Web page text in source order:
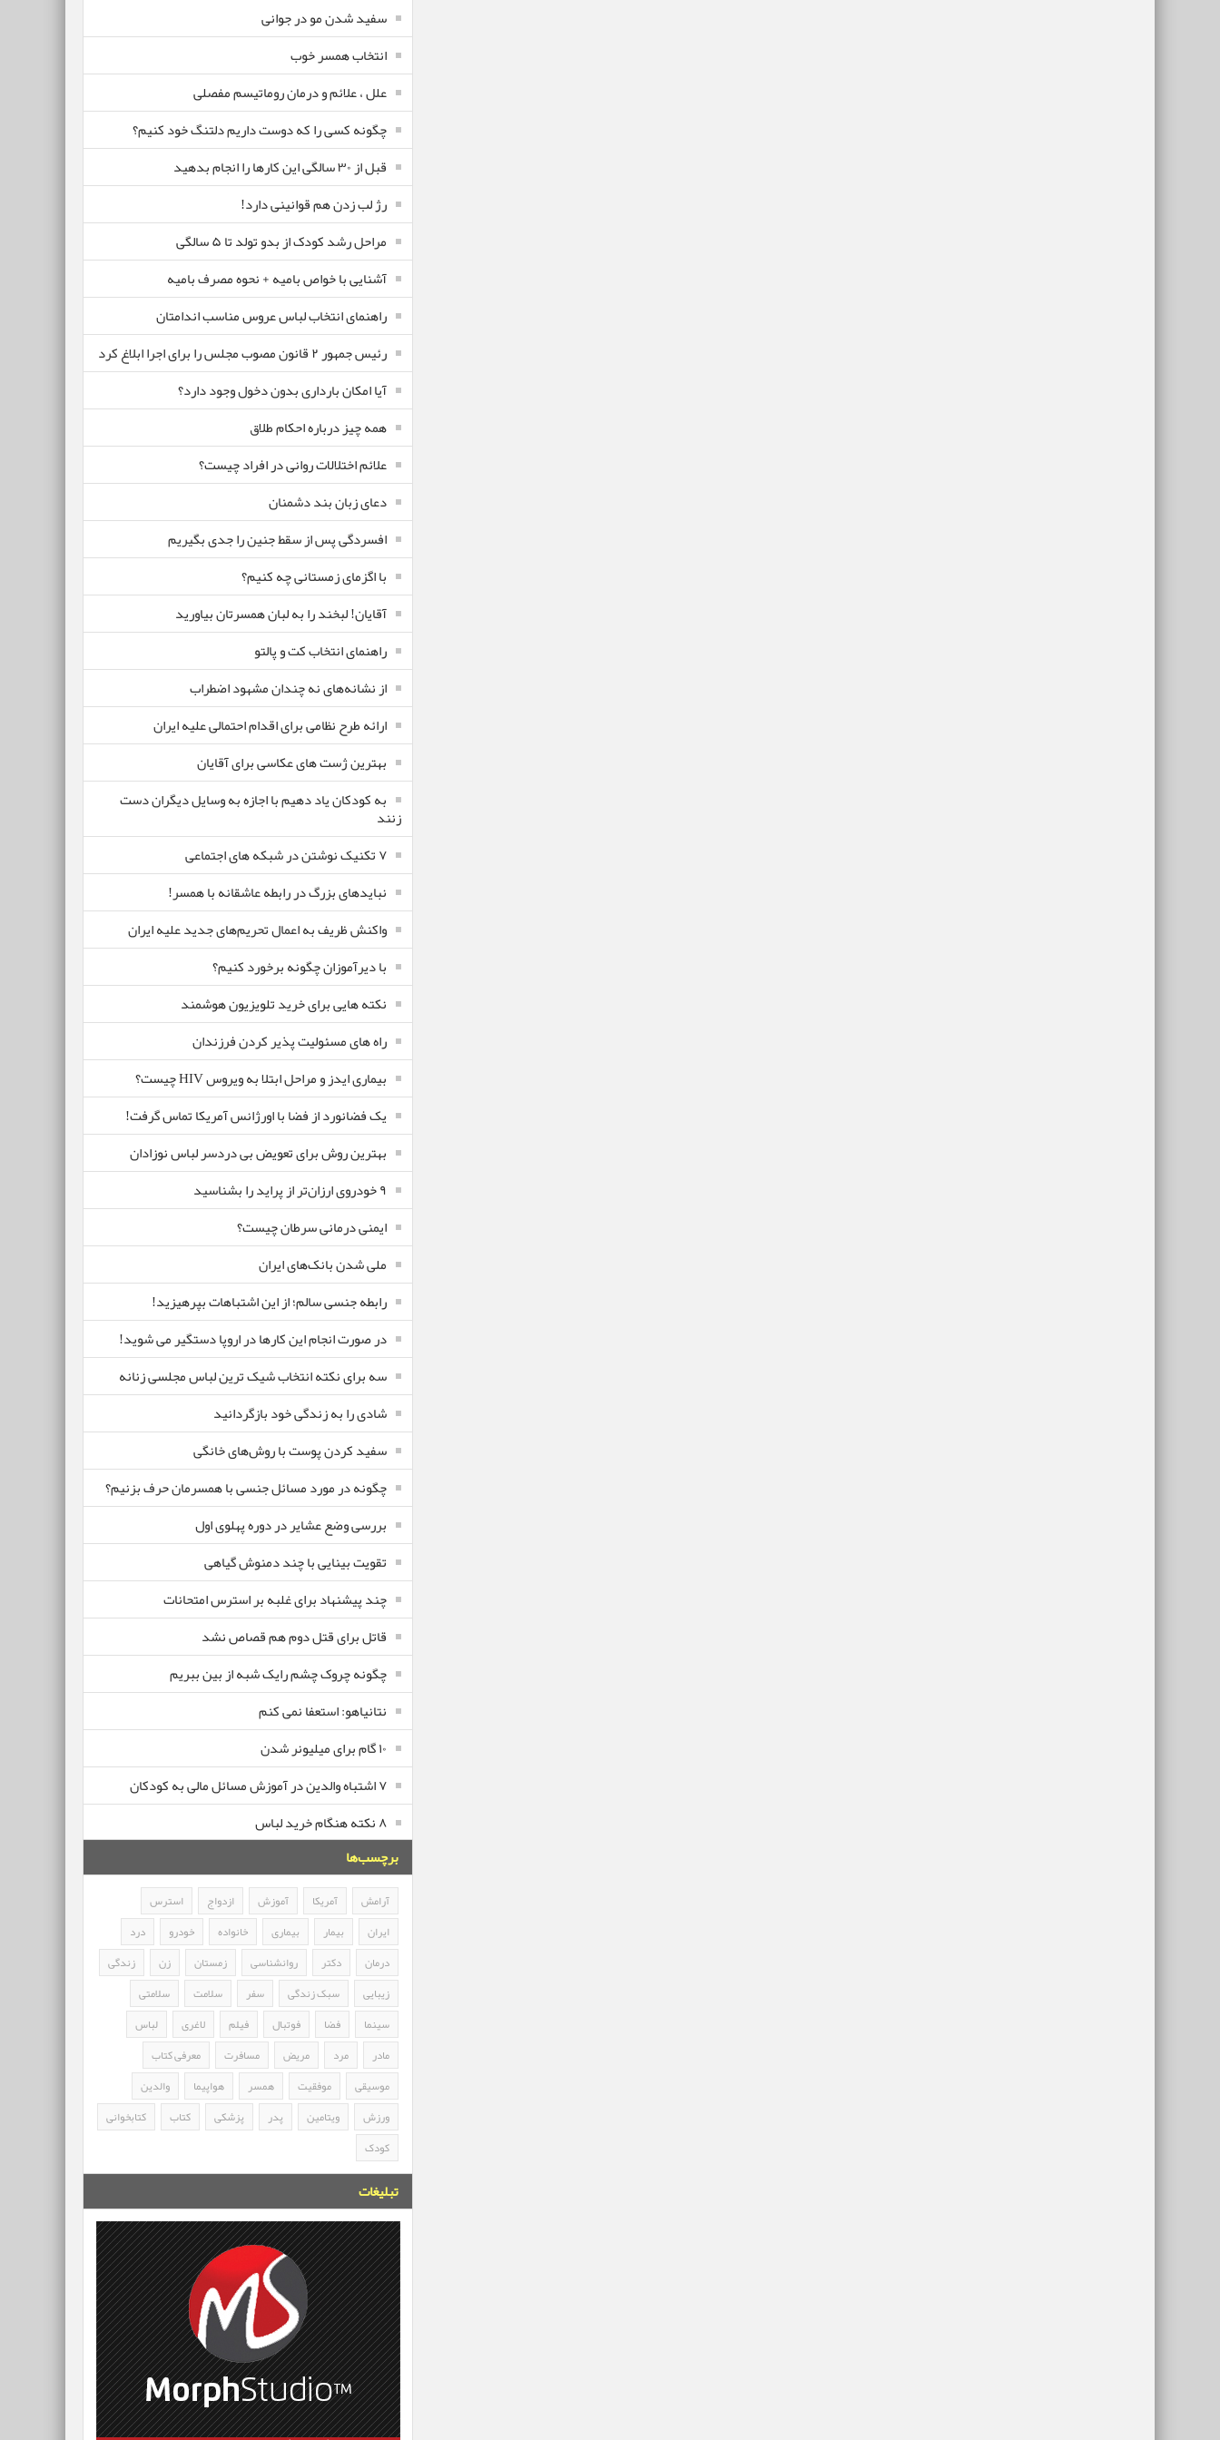
سفید شدن مو در جوانی
انتخاب همسر خوب
علل ، علائم و درمان روماتیسم مفصلی
چگونه کسی را که دوست داریم دلتنگ خود کنیم؟
قبل از ۳۰ سالگی این کارها را انجام بدهید
رژ لب زدن هم قوانینی دارد!
مراحل رشد کودک از بدو تولد تا ۵ سالگی
آشنایی با خواص بامیه + نحوه مصرف بامیه
راهنمای انتخاب لباس عروس مناسب اندامتان
رئیس جمهور ۲ قانون مصوب مجلس را برای اجرا ابلاغ کرد
آیا امکان بارداری بدون دخول وجود دارد؟
همه چیز درباره احکام طلاق
علائم اختلالات روانی در افراد چیست؟
دعای زبان بند دشمنان
افسردگی پس از سقط جنین را جدی بگیریم
با اگزمای زمستانی چه کنیم؟
آقایان! لبخند را به لبان همسرتان بیاورید
راهنمای انتخاب کت و پالتو
از نشانه‌های نه چندان مشهود اضطراب
ارائه طرح نظامی برای اقدام احتمالی علیه ایران
بهترین ژست های عکاسی برای آقایان
به کودکان یاد دهیم با اجازه به وسایل دیگران دست
زنند
۷ تکنیک نوشتن در شبکه های اجتماعی
نبایدهای بزرگ در رابطه عاشقانه با همسر!
واکنش ظریف به اعمال تحریم‌های جدید علیه ایران
با دیرآموزان چگونه برخورد کنیم؟
نکته هایی برای خرید تلویزیون هوشمند
راه های مسئولیت پذیر کردن فرزندان
بیماری ایدز و مراحل ابتلا به ویروس HIV چیست؟
یک فضانورد از فضا با اورژانس آمریکا تماس گرفت!
بهترین روش برای تعویض بی دردسر لباس نوزادان
٩ خودروی ارزان‌تر از پراید را بشناسید
ایمنی درمانی سرطان چیست؟
ملی شدن بانک‌های ایران
رابطه جنسی سالم؛ از این اشتباهات بپرهیزید!
در صورت انجام این کارها در اروپا دستگیر می شوید!
سه برای نکته انتخاب شیک ترین لباس مجلسی زنانه
شادی را به زندگی خود بازگردانید
سفید کردن پوست با روش‌های خانگی
چگونه در مورد مسائل جنسی با همسرمان حرف بزنیم؟
بررسی وضع عشایر در دوره پهلوی اول
تقویت بینایی با چند دمنوش گیاهی
چند پیشنهاد برای غلبه بر استرس امتحانات
قاتل برای قتل دوم هم قصاص نشد
چگونه چروک چشم رایک شبه از بین ببریم
نتانیاهو: استعفا نمی کنم
۱۰ گام برای میلیونر شدن
۷ اشتباه والدین در آموزش مسائل مالی به کودکان
۸ نکته هنگام خرید لباس
برچسب‌ها
آرامش آمریکا آموزش ازدواج
استرس
ایران
بیمار بیماری خانواده خودرو
درد
درمان
دکتر روانشناسی زمستان زن
زندگی
زیبایی
سبک زندگی سفر سلامت
سلامتی
سینما
فضا فوتبال فیلم لاغری
لباس
مادر
مرد مریض مسافرت
معرفی کتاب
موسیقی
موفقیت همسر هواپیما
والدین
ورزش
ویتامین پدر پزشکی کتاب
کتابخوانی
کودک
تبلیغات